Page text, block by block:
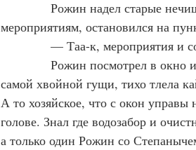
Рожин надел старые
мероприятиям, остановился на
— Таа-к, мероприятия и
Рожин посмотрел в окно
самой хвойной гущи, тихо тлела
А то хозяйское, что с окон
голове. Знал где водозабор и
а только один Рожин со